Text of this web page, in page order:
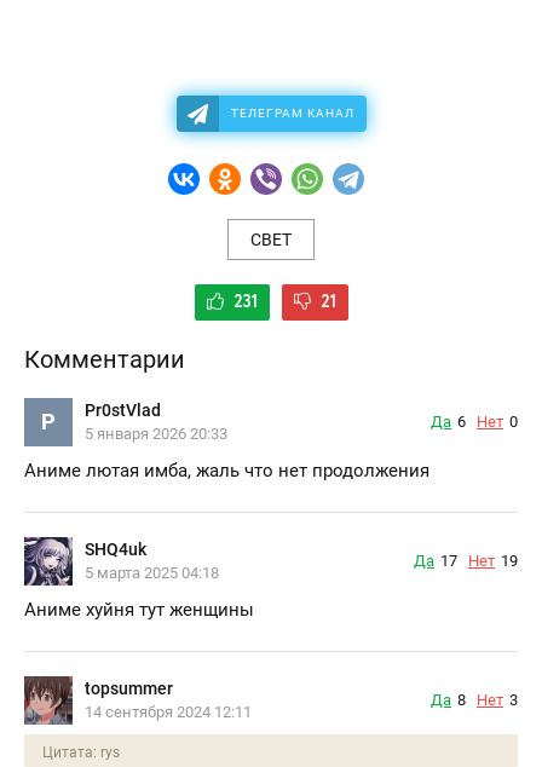
ТЕЛЕГРАМ КАНАЛ
СВЕТ
231 21
Комментарии
P Pr0stVlad
5 января 2026 20:33
Да 6 Нет 0
Аниме лютая имба, жаль что нет продолжения
SHQ4uk
5 марта 2025 04:18
Да 17 Нет 19
Аниме xуйня тут женщины
topsummer
14 сентября 2024 12:11
Да 8 Нет 3
Цитата: rys